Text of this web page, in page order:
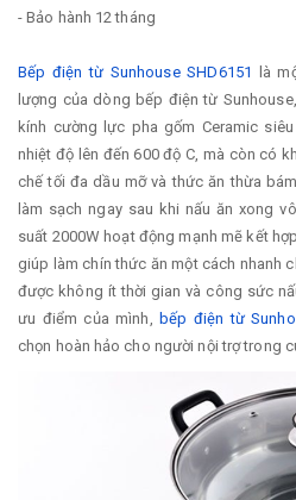
- Bảo hành 12 tháng
Bếp điện từ Sunhouse SHD6151 là
lượng của dòng bếp điện từ
kính cường lực pha gốm Ceramic
nhiệt độ lên đến 600 độ C, mà còn có
chế tối đa dầu mỡ và thức ăn thừa
làm sạch ngay sau khi nấu ăn xong
suất 2000W hoạt động mạnh mẽ kết
giúp làm chín thức ăn một cách nhanh
được không ít thời gian và công sức
ưu điểm của mình,bếp điện từ
chọn hoàn hảo cho người nội trợ trong